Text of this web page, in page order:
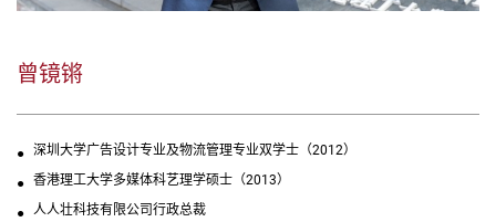
曾镜锵
深圳大学广告设计专业及物流管理专业双学士（2012）
香港理工大学多媒体科艺理学硕士（2013）
人人壮科技有限公司行政总裁